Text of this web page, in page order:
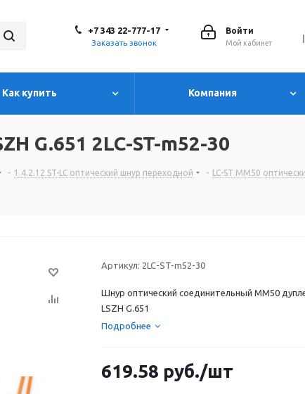
Войти
Мой кабинет
+7 343 22-777-17
Заказать звонок
Как купить Компания
G.651 2LC-ST-m52-30
- 1.4.2.12 ST-LC оптический шнур переходной - LC-ST MM50
Артикул: 2LC-ST-m52-30
Шнур оптический соединительный MM50
LSZH G.651
Подробнее
619.58 руб./шт